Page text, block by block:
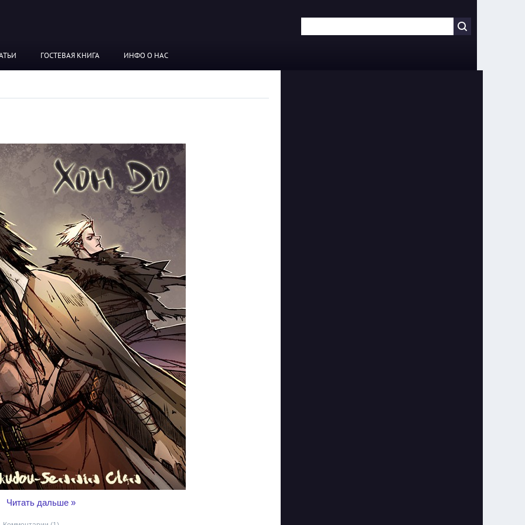
ГОСТЕВАЯ КНИГА ИНФО О НАС
Читать дальше »